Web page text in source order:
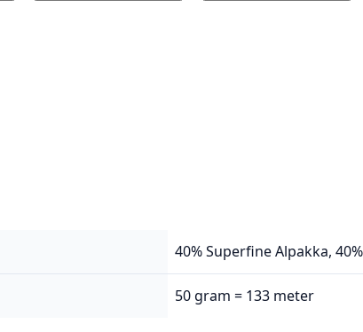
40% Superfine Alpakka,
50 gram = 133 meter